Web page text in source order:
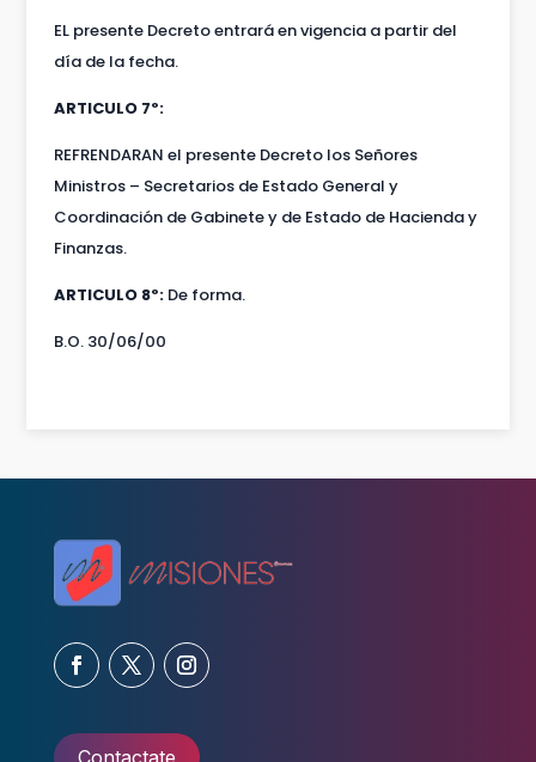
EL presente Decreto entrará en vigencia a partir del
día de la fecha.
ARTICULO 7º:
REFRENDARAN el presente Decreto los Señores
Ministros – Secretarios de Estado General y
Coordinación de Gabinete y de Estado de Hacienda y
Finanzas.
ARTICULO 8º: De forma.
B.O. 30/06/00